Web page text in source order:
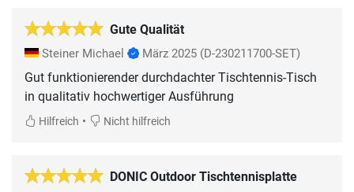
Gute Qualität
Steiner Michael März 2025 (D-230211700-SET)
Gut funktionierender durchdachter Tischtennis-Tisch
in qualitativ hochwertiger Ausführung
Hilfreich • Nicht hilfreich
DONIC Outdoor Tischtennisplatte